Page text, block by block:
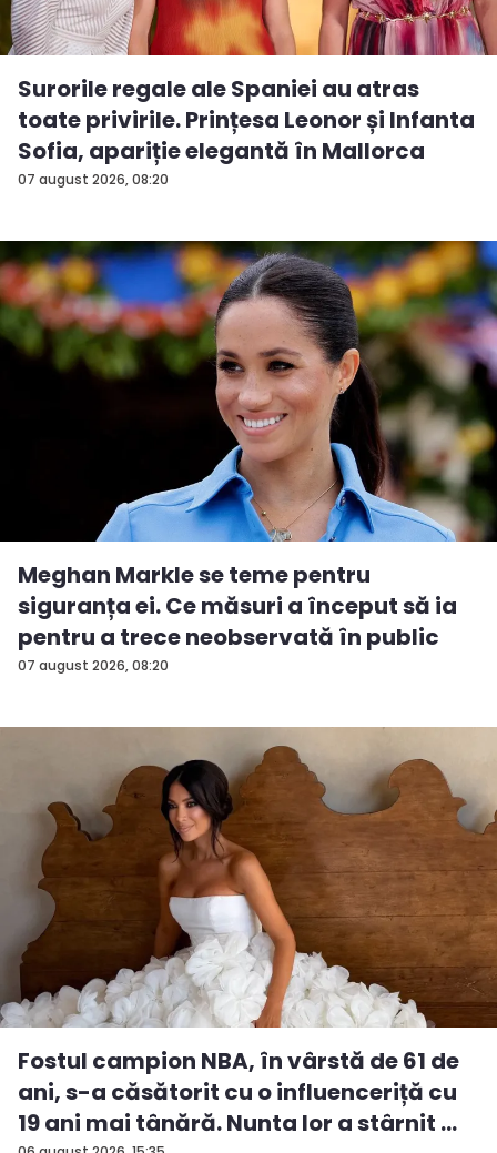
07 august 2026, 08:20
Surorile regale ale Spaniei au atras
toate privirile. Prințesa Leonor și Infanta
Sofia, apariție elegantă în Mallorca
07 august 2026, 08:20
Meghan Markle se teme pentru
siguranța ei. Ce măsuri a început să ia
pentru a trece neobservată în public
Fostul campion NBA, în vârstă de 61 de
ani, s-a căsătorit cu o influenceriță cu
19 ani mai tânără. Nunta lor a stârnit ...